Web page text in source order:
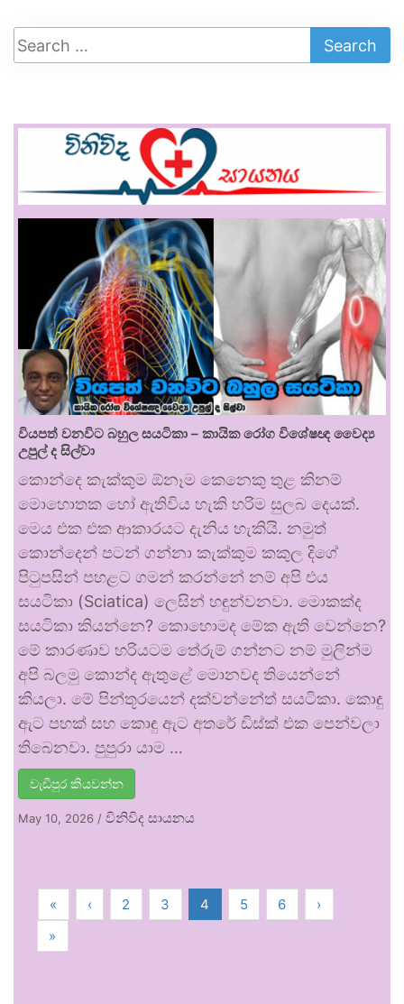
වියපත් වනවිට බහුල සයටිකා – කායික රෝග විශේෂඥ වෛද්‍ය
උපුල් ද සිල්වා
කොන්දෙ කැක්කුම ඕනෑම කෙනෙකු තුළ කිනම්
මොහොතක හෝ ඇතිවිය හැකි හරිම සුලබ දෙයක්.
මෙය එක එක ආකාරයට දැනිය හැකියි. නමුත්
කොන්දෙන් පටන් ගන්නා කැක්කුම කකුල දිගේ
පිටුපසින් පහළට ගමන් කරන්නේ නම් අපි එය
සයටිකා (Sciatica) ලෙසින් හඳුන්වනවා. මොකක්ද
සයටිකා කියන්නෙ? කොහොමද මේක ඇති වෙන්නෙ?
මේ කාරණාව හරියටම තේරුම් ගන්නට නම් මුලින්ම
අපි බලමු කොන්ද ඇතුළේ මොනවද තියෙන්නේ
කියලා. මේ පින්තූරයෙන් දක්වන්නේත් සයටිකා. කොඳු
ඇට පහක් සහ කොඳු ඇට අතරේ ඩිස්ක් එක පෙන්වලා
තිබෙනවා. පුපුරා යාම …
වැඩිපුර කියවන්න
May 10, 2026 / විනිවිද සායනය
« ‹ 2 3 4 5 6
›
»